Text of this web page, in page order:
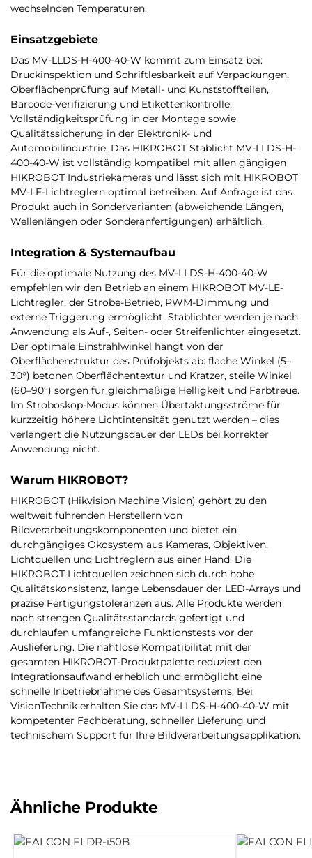
wechselnden Temperaturen.
Einsatzgebiete
Das MV-LLDS-H-400-40-W kommt zum Einsatz bei:
Druckinspektion und Schriftlesbarkeit auf Verpackungen,
Oberflächenprüfung auf Metall- und Kunststoffteilen,
Barcode-Verifizierung und Etikettenkontrolle,
Vollständigkeitsprüfung in der Montage sowie
Qualitätssicherung in der Elektronik- und
Automobilindustrie. Das HIKROBOT Stablicht MV-LLDS-H-
400-40-W ist vollständig kompatibel mit allen gängigen
HIKROBOT Industriekameras und lässt sich mit HIKROBOT
MV-LE-Lichtreglern optimal betreiben. Auf Anfrage ist das
Produkt auch in Sondervarianten (abweichende Längen,
Wellenlängen oder Sonderanfertigungen) erhältlich.
Integration & Systemaufbau
Für die optimale Nutzung des MV-LLDS-H-400-40-W
empfehlen wir den Betrieb an einem HIKROBOT MV-LE-
Lichtregler, der Strobe-Betrieb, PWM-Dimmung und
externe Triggerung ermöglicht. Stablichter werden je nach
Anwendung als Auf-, Seiten- oder Streifenlichter eingesetzt.
Der optimale Einstrahlwinkel hängt von der
Oberflächenstruktur des Prüfobjekts ab: flache Winkel (5–
30°) betonen Oberflächentextur und Kratzer, steile Winkel
(60–90°) sorgen für gleichmäßige Helligkeit und Farbtreue.
Im Stroboskop-Modus können Übertaktungsströme für
kurzzeitig höhere Lichtintensität genutzt werden – dies
verlängert die Nutzungsdauer der LEDs bei korrekter
Anwendung nicht.
Warum HIKROBOT?
HIKROBOT (Hikvision Machine Vision) gehört zu den
weltweit führenden Herstellern von
Bildverarbeitungskomponenten und bietet ein
durchgängiges Ökosystem aus Kameras, Objektiven,
Lichtquellen und Lichtreglern aus einer Hand. Die
HIKROBOT Lichtquellen zeichnen sich durch hohe
Qualitätskonsistenz, lange Lebensdauer der LED-Arrays und
präzise Fertigungstoleranzen aus. Alle Produkte werden
nach strengen Qualitätsstandards gefertigt und
durchlaufen umfangreiche Funktionstests vor der
Auslieferung. Die nahtlose Kompatibilität mit der
gesamten HIKROBOT-Produktpalette reduziert den
Integrationsaufwand erheblich und ermöglicht eine
schnelle Inbetriebnahme des Gesamtsystems. Bei
VisionTechnik erhalten Sie das MV-LLDS-H-400-40-W mit
kompetenter Fachberatung, schneller Lieferung und
technischem Support für Ihre Bildverarbeitungsapplikation.
Ähnliche Produkte